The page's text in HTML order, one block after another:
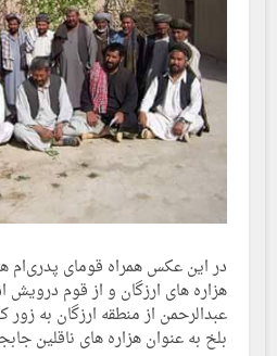
در این عکس همراه قومای پدری‌ام
هزاره های ارزگان و از قوم
عبدالرحمن از منطقه ارزگان به
بلخ به عنوان هزاره های ناقلین